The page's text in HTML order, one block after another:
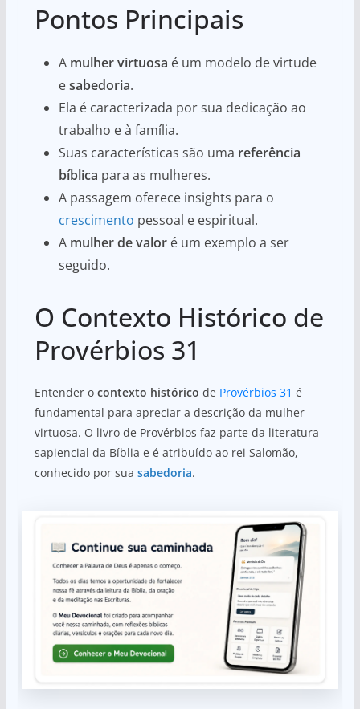
Pontos Principais
A mulher virtuosa é um modelo de virtude
esabedoria.
Ela é caracterizada por sua dedicação ao
trabalho e à família.
Suas características são uma referência
bíblica para as mulheres.
A passagem oferece insights para o
crescimento pessoal e espiritual.
A mulher de valoré um exemplo a ser
seguido.
O Contexto Histórico de
Provérbios 31
Entender o contexto histórico de Provérbios 31 é
fundamental para apreciar a descrição da mulher
virtuosa. O livro de Provérbios faz parte da literatura
sapiencial da Bíblia e é atribuído ao rei Salomão,
conhecido por sua sabedoria.